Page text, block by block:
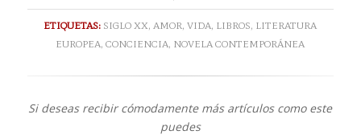
ETIQUETAS: SIGLO XX,AMOR,VIDA, LIBROS, LITERATURA
EUROPEA,CONCIENCIA, NOVELA CONTEMPORÁNEA
Si deseas recibir cómodamente más artículos como este
puedes